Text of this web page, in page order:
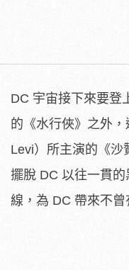
DC 宇宙接下來要登
的《水行俠》之外
Levi）所主演的《沙
擺脫 DC 以往一貫
線，為 DC 帶來不曾